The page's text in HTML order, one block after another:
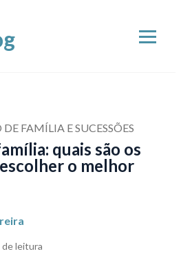
FAMÍLIA E SUCESSÕES
quais são os
o melhor
leitura